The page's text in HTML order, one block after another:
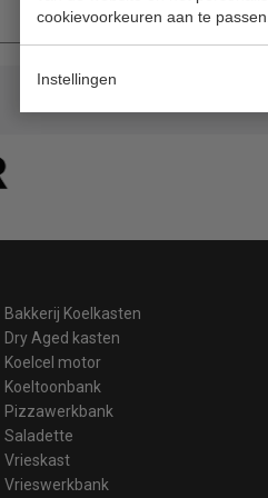
cookievoorkeuren aan te passen.
Instellingen
Bakkerij Koelkasten
Dry Aged kasten
Koelcel motor
Koeltoonbank
Pizzawerkbank
Saladette
Vrieskast
Vrieswerkbank